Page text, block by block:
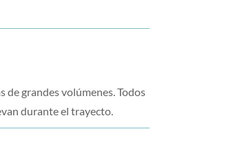
grandes volúmenes. Todos
durante el trayecto.